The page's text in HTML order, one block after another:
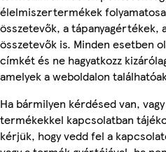
élelmiszertermékek
összetevők, a tápanyagértékek,
összetevők is. Minden esetben
címkét és ne hagyatkozz
amelyek a weboldalon
Ha bármilyen kérdésed van,
termékekkel kapcsolatban
kérjük, hogy vedd fel a